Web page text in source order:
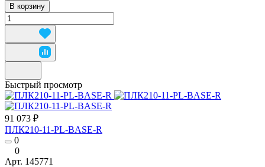
В корзину
Быстрый просмотр
91 073 ₽
ПЛК210-11-PL-BASE-R
0
0
Арт. 145771